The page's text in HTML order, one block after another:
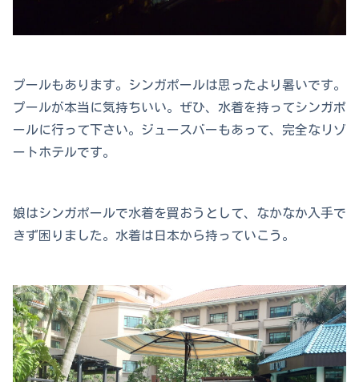
プールもあります。シンガポールは思ったより暑いです。
プールが本当に気持ちいい。ぜひ、水着を持ってシンガポ
ールに行って下さい。ジュースバーもあって、完全なリゾ
ートホテルです。
娘はシンガポールで水着を買おうとして、なかなか入手で
きず困りました。水着は日本から持っていこう。